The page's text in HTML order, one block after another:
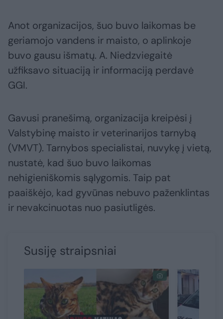
Anot organizacijos, šuo buvo laikomas be
geriamojo vandens ir maisto, o aplinkoje
buvo gausu išmatų. A. Niedzviegaitė
užfiksavo situaciją ir informaciją perdavė
GGI.
Gavusi pranešimą, organizacija kreipėsi į
Valstybinę maisto ir veterinarijos tarnybą
(VMVT). Tarnybos specialistai, nuvykę į vietą,
nustatė, kad šuo buvo laikomas
nehigieniškomis sąlygomis. Taip pat
paaiškėjo, kad gyvūnas nebuvo paženklintas
ir nevakcinuotas nuo pasiutligės.
Susiję straipsniai